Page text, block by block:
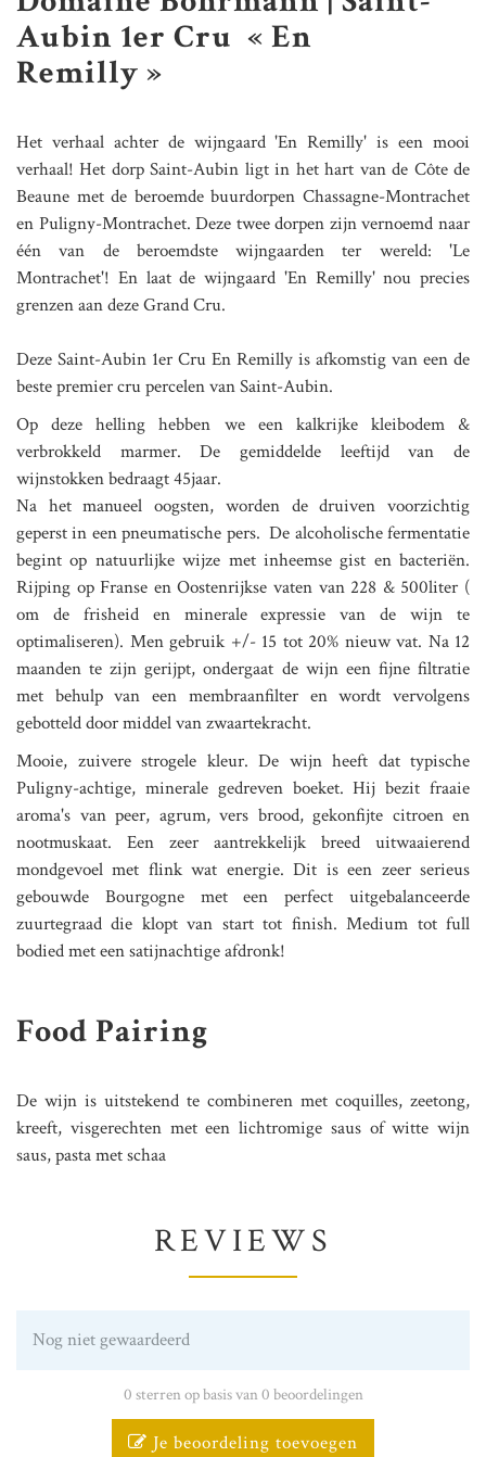
Aubin 1er Cru « En
Remilly »
Het verhaal achter de wijngaard 'En Remilly' is een mooi
verhaal! Het dorp Saint-Aubin ligt in het hart van de Côte de
Beaune met de beroemde buurdorpen Chassagne-Montrachet
en Puligny-Montrachet. Deze twee dorpen zijn vernoemd naar
één van de beroemdste wijngaarden ter wereld: 'Le
Montrachet'! En laat de wijngaard 'En Remilly' nou precies
grenzen aan deze Grand Cru.
Deze Saint-Aubin 1er Cru En Remilly is afkomstig van een de
beste premier cru percelen van Saint-Aubin.
Op deze helling hebben we een kalkrijke kleibodem &
verbrokkeld marmer. De gemiddelde leeftijd van de
wijnstokken bedraagt 45jaar.
Na het manueel oogsten, worden de druiven voorzichtig
geperst in een pneumatische pers. De alcoholische fermentatie
begint op natuurlijke wijze met inheemse gist en bacteriën.
Rijping op Franse en Oostenrijkse vaten van 228 & 500liter (
om de frisheid en minerale expressie van de wijn te
optimaliseren). Men gebruik +/- 15 tot 20% nieuw vat. Na 12
maanden te zijn gerijpt, ondergaat de wijn een fijne filtratie
met behulp van een membraanfilter en wordt vervolgens
gebotteld door middel van zwaartekracht.
Mooie, zuivere strogele kleur. De wijn heeft dat typische
Puligny-achtige, minerale gedreven boeket. Hij bezit fraaie
aroma's van peer, agrum, vers brood, gekonfijte citroen en
nootmuskaat. Een zeer aantrekkelijk breed uitwaaierend
mondgevoel met flink wat energie. Dit is een zeer serieus
gebouwde Bourgogne met een perfect uitgebalanceerde
zuurtegraad die klopt van start tot finish. Medium tot full
bodied met een satijnachtige afdronk!
Food Pairing
De wijn is uitstekend te combineren met coquilles, zeetong,
kreeft, visgerechten met een lichtromige saus of witte wijn
saus, pasta met schaa
REVIEWS
Nog niet gewaardeerd
0 sterren op basis van 0 beoordelingen
Je beoordeling toevoegen